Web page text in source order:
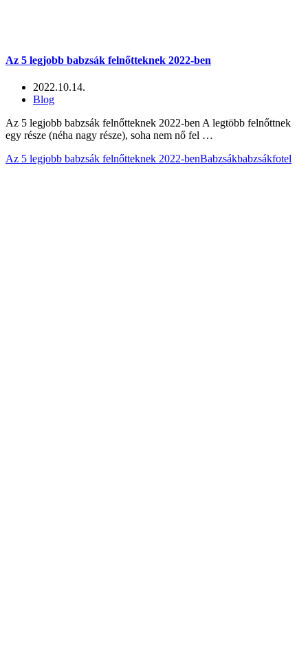
Az 5 legjobb babzsák felnőtteknek 2022-ben
2022.10.14.
Blog
Az 5 legjobb babzsák felnőtteknek 2022-ben A legtöbb felnőttnek
egy része (néha nagy része), soha nem nő fel …
Az 5 legjobb babzsák felnőtteknek 2022-benBabzsákbabzsákfotel